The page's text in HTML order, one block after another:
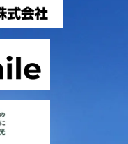
，｢提携先｣といいま
ビスやソフトウエア，購
，検索した検索キーワー
端末を通じてご利用の場
各種設定情報なども含み
ザーが当社や提携先のサ
に収集します。